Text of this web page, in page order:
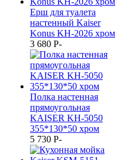
Ерш для туалета
настенный Kaiser
Konus KH-2026 хром
3 680 P-
Полка настенная
прямоугольная
KAISER KH-5050
355*130*50 хром
5 730 P-